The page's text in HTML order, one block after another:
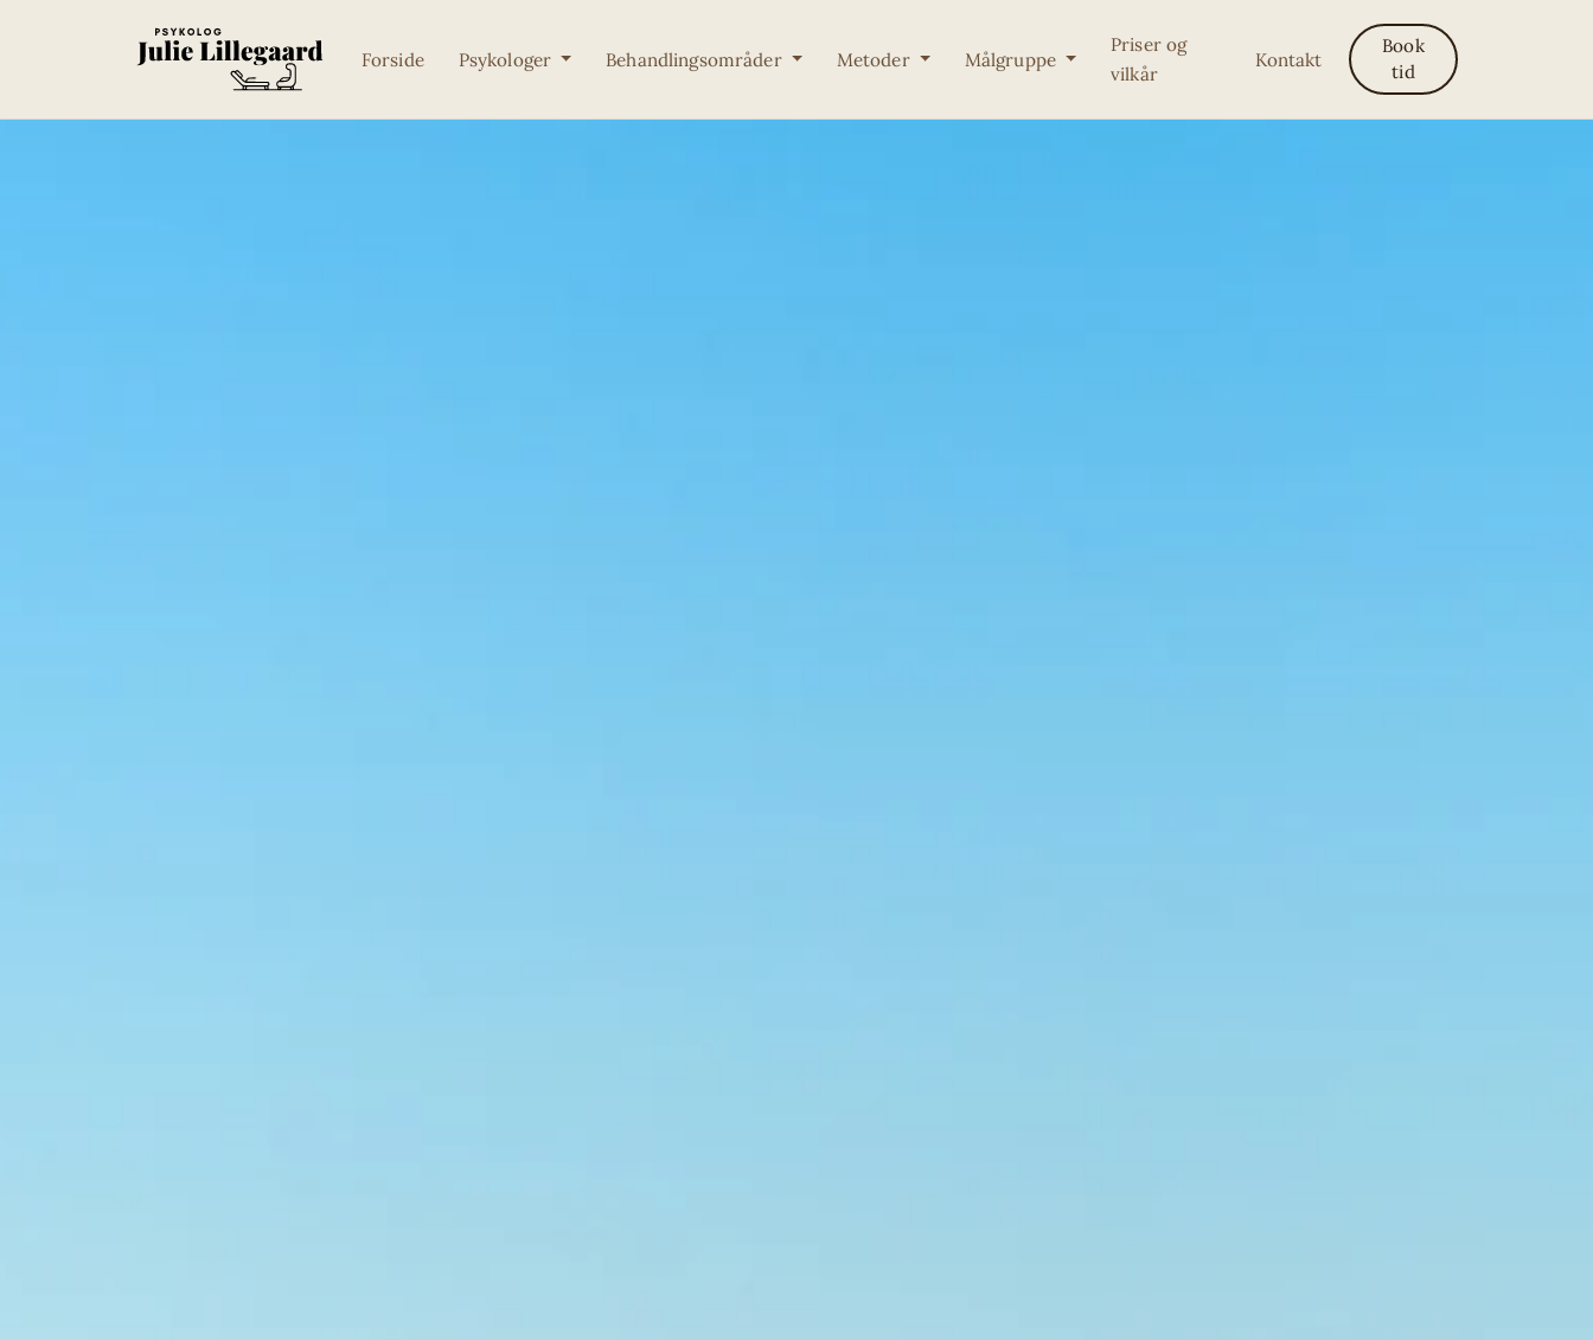
Forside Psykologer Behandlingsområder Metoder Målgruppe
Priser og
vilkår
Kontakt
Book
tid